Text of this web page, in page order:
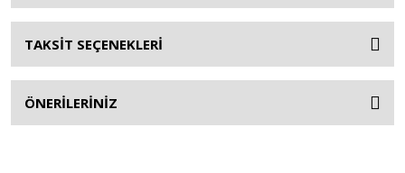
TAKSİT SEÇENEKLERİ
ÖNERİLERİNİZ